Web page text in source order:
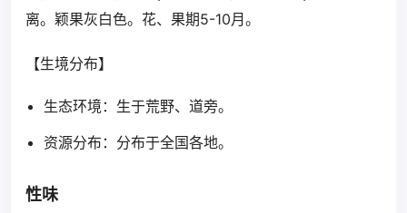
离。颖果灰白色。花、果期5-10月。
【生境分布】
生态环境：生于荒野、道旁。
资源分布：分布于全国各地。
性味